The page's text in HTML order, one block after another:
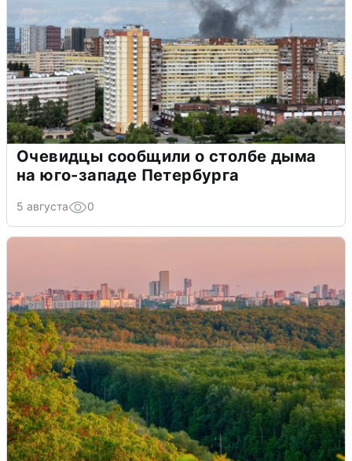
Очевидцы сообщили о столбе дыма
на юго-западе Петербурга
5 августа 0